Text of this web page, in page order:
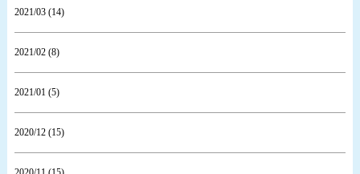
2021/03 (14)
2021/02 (8)
2021/01 (5)
2020/12 (15)